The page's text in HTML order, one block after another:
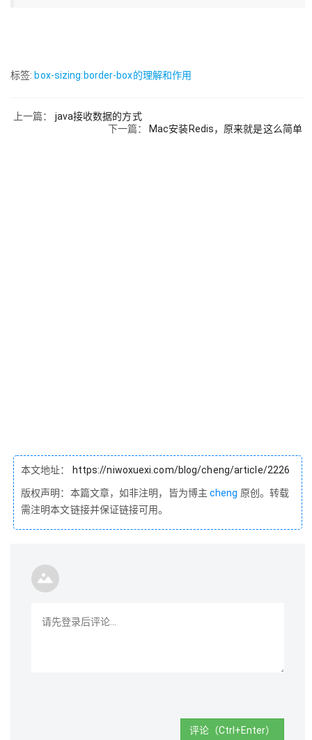
标签: box-sizing:border-box的理解和作用
上一篇： java接收数据的方式
下一篇：
Mac安装Redis，原来就是这么简单
本文地址： https://niwoxuexi.com/blog/cheng/article/2226
版权声明：本篇文章，如非注明，皆为博主cheng 原创。转载
需注明本文链接并保证链接可用。
评论（Ctrl+Enter）